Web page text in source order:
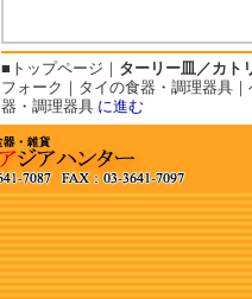
■ トップページ ｜ ターリー皿／カト
フォーク ｜ タイの食器・調理器具｜
器・調理器具 に進む